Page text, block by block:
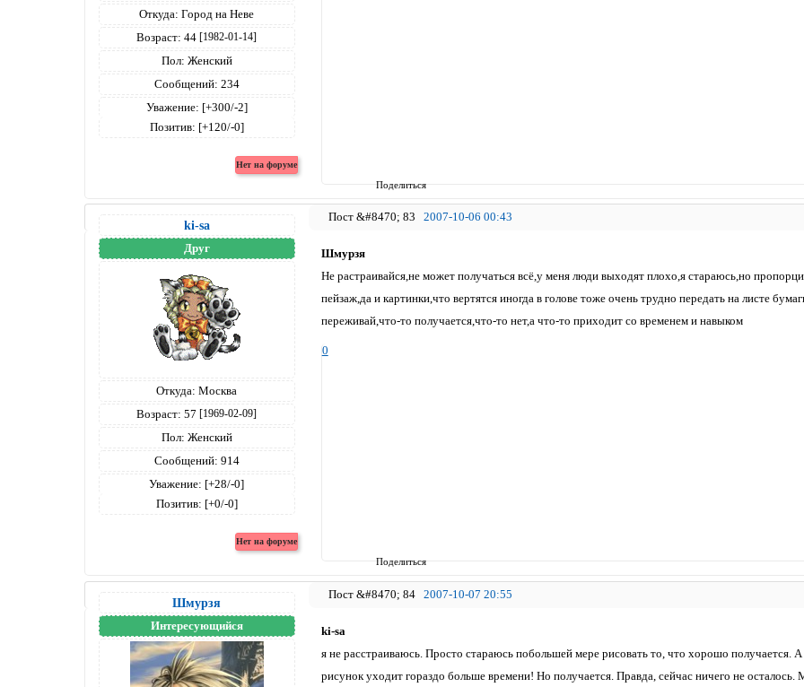
Поделиться
Откуда: Город на Неве
Возраст: 44[1982-01-14]
Пол: Женский
Сообщений: 234
Уважение: [+300/-2]
Позитив: [+120/-0]
Поделиться
83 2007-10-06 00:43
ki-sa
Друг
Откуда: Москва
Возраст: 57 [1969-02-09]
Пол: Женский
Сообщений: 914
Уважение: [+28/-0]
Позитив: [+0/-0]
Шмурзя
Не растраивайся,не может получаться всё,у меня люди выходят плохо,я стараюсь,но
пейзаж,да и картинки,что вертятся иногда в голове тоже очень трудно передать на листе
переживай,что-то получается,что-то нет,а что-то приходит со временем и навыком
0
84 2007-10-07 20:55
Шмурзя
Интересующийся
ki-sa
я не расстраиваюсь. Просто стараюсь побольшей мере рисовать то, что хорошо получается.
рисунок уходит гораздо больше времени! Но получается. Правда, сейчас ничего не